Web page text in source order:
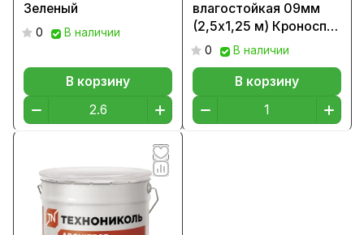
Зеленый
0 В наличии
В корзину
влагостойкая 09мм
(2,5х1,25 м) Кроноспан
РБ0 В наличии
В корзину